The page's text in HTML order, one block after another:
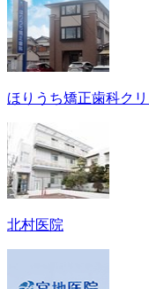
ほりうち矯正歯科ク
北村医院